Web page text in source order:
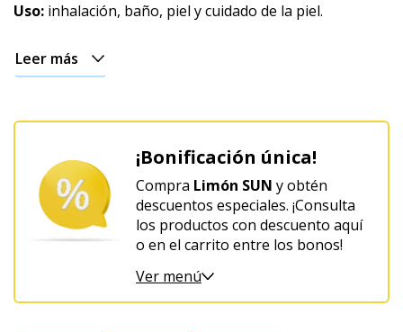
Afrodisíaco
Navideño
Uso: inhalación, baño, piel y cuidado de la piel.
Leer más
¡Bonificación única!
Compra Limón SUN y obtén
descuentos especiales. ¡Consulta
los productos con descuento aquí
o en el carrito entre los bonos!
Ver menú